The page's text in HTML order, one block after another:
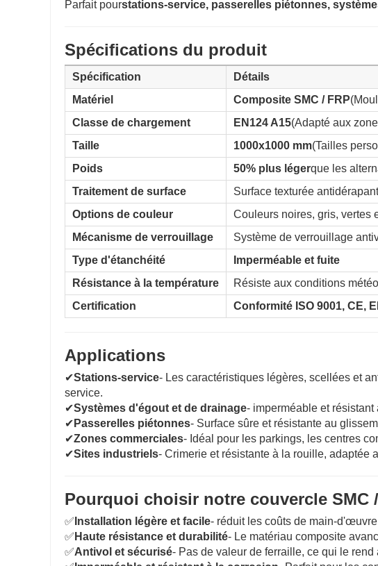
Parfait pourstations-service, passerelles piétonnes,
Spécifications du produit
Spécification
Détails
Matériel
Composite SMC / FRP
Classe de chargement
EN124 A15(Adapté aux
Taille
1000x1000 mm(Tailles
Poids
50% plus légerque les
Traitement de surface
Surface texturée
Options de couleur
Couleurs noires, gris, vertes
Mécanisme de verrouillage
Système de verrouillage
Type d'étanchéité
Imperméable et fuite
Résistance à la température
Résiste aux conditions
Certification
Conformité ISO 9001, CE,
Applications
✔Stations-service- Les caractéristiques légères, scellées et
service.
✔Systèmes d'égout et de drainage- imperméable et
✔ Passerelles piétonnes- Surface sûre et résistante au
✔Zones commerciales- Idéal pour les parkings, les centres
✔Sites industriels- Crimerie et résistante à la rouille, adaptée
Pourquoi choisir notre couvercle SMC
✅ Installation légère et facile- réduit les coûts de main-
✅ Haute résistance et durabilité- Le matériau composite
✅Antivol et sécurisé- Pas de valeur de ferraille, ce qui le rend